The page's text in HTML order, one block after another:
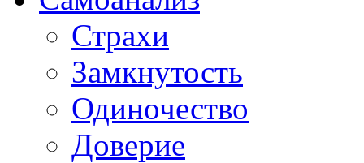
Страхи
Замкнутость
Одиночество
Доверие